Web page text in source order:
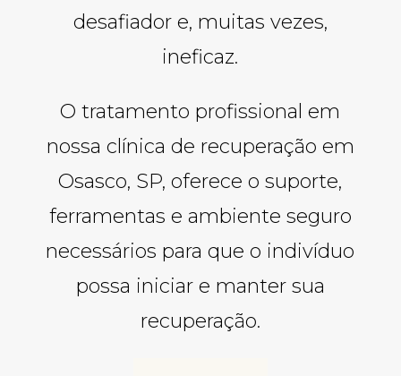
desafiador e, muitas vezes,
ineficaz.
O tratamento profissional em
nossa clínica de recuperação em
Osasco, SP, oferece o suporte,
ferramentas e ambiente seguro
necessários para que o indivíduo
possa iniciar e manter sua
recuperação.